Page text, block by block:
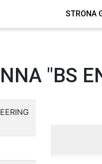
STRONA
"BS